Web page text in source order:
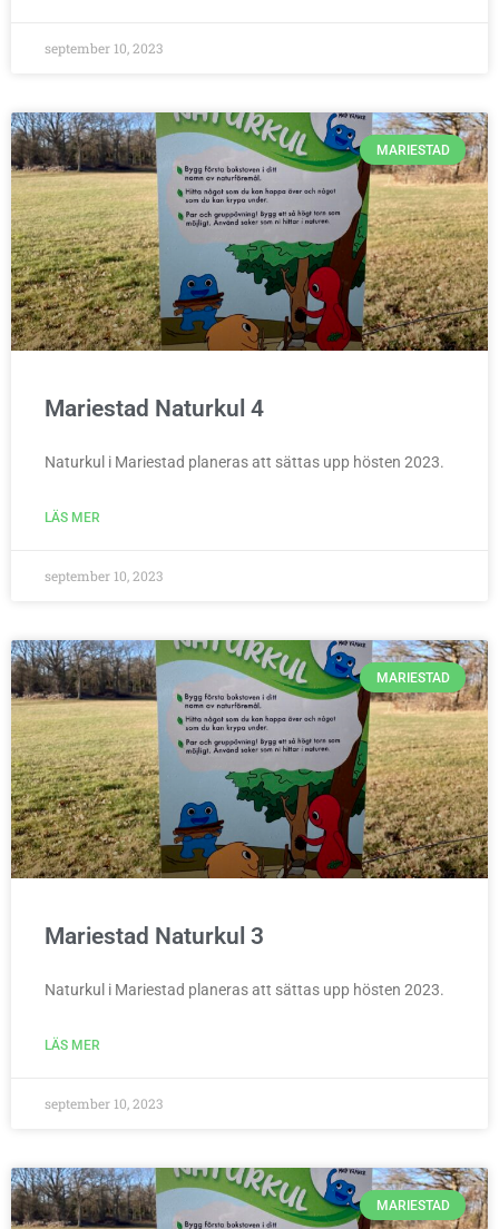
september 10, 2023
MARIESTAD
Mariestad Naturkul 4
Naturkul i Mariestad planeras att sättas upp hösten 2023.
LÄS MER
september 10, 2023
MARIESTAD
Mariestad Naturkul 3
Naturkul i Mariestad planeras att sättas upp hösten 2023.
LÄS MER
september 10, 2023
MARIESTAD